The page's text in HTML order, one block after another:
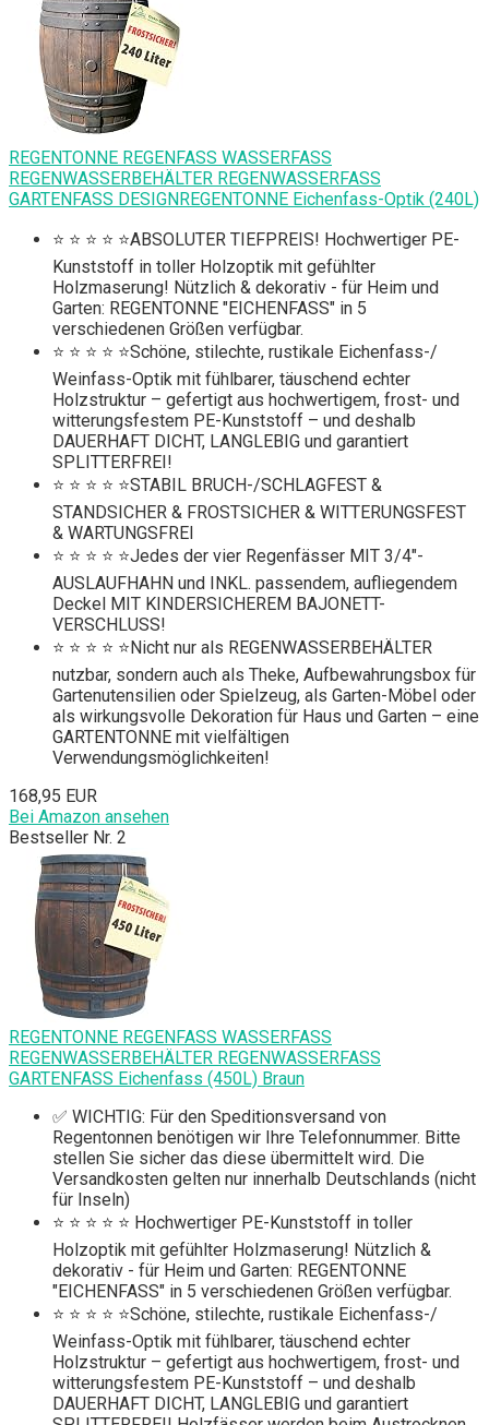
REGENTONNE REGENFASS WASSERFASS
REGENWASSERBEHÄLTER REGENWASSERFASS
GARTENFASS DESIGNREGENTONNE Eichenfass-Optik (240L)
⭐ ⭐ ⭐ ⭐ ⭐ABSOLUTER TIEFPREIS! Hochwertiger PE-
Kunststoff in toller Holzoptik mit gefühlter
Holzmaserung! Nützlich & dekorativ - für Heim und
Garten: REGENTONNE "EICHENFASS" in 5
verschiedenen Größen verfügbar.
⭐ ⭐ ⭐ ⭐ ⭐Schöne, stilechte, rustikale Eichenfass-/
Weinfass-Optik mit fühlbarer, täuschend echter
Holzstruktur – gefertigt aus hochwertigem, frost- und
witterungsfestem PE-Kunststoff – und deshalb
DAUERHAFT DICHT, LANGLEBIG und garantiert
SPLITTERFREI!
⭐ ⭐ ⭐ ⭐ ⭐STABIL BRUCH-/SCHLAGFEST &
STANDSICHER & FROSTSICHER & WITTERUNGSFEST
& WARTUNGSFREI
⭐ ⭐ ⭐ ⭐ ⭐Jedes der vier Regenfässer MIT 3/4"-
AUSLAUFHAHN und INKL. passendem, aufliegendem
Deckel MIT KINDERSICHEREM BAJONETT-
VERSCHLUSS!
⭐ ⭐ ⭐ ⭐ ⭐Nicht nur als REGENWASSERBEHÄLTER
nutzbar, sondern auch als Theke, Aufbewahrungsbox für
Gartenutensilien oder Spielzeug, als Garten-Möbel oder
als wirkungsvolle Dekoration für Haus und Garten – eine
GARTENTONNE mit vielfältigen
Verwendungsmöglichkeiten!
168,95 EUR
Bei Amazon ansehen
Bestseller Nr. 2
REGENTONNE REGENFASS WASSERFASS
REGENWASSERBEHÄLTER REGENWASSERFASS
GARTENFASS Eichenfass (450L) Braun
✅ WICHTIG: Für den Speditionsversand von
Regentonnen benötigen wir Ihre Telefonnummer. Bitte
stellen Sie sicher das diese übermittelt wird. Die
Versandkosten gelten nur innerhalb Deutschlands (nicht
für Inseln)
⭐ ⭐ ⭐ ⭐ ⭐ Hochwertiger PE-Kunststoff in toller
Holzoptik mit gefühlter Holzmaserung! Nützlich &
dekorativ - für Heim und Garten: REGENTONNE
"EICHENFASS" in 5 verschiedenen Größen verfügbar.
⭐ ⭐ ⭐ ⭐ ⭐Schöne, stilechte, rustikale Eichenfass-/
Weinfass-Optik mit fühlbarer, täuschend echter
Holzstruktur – gefertigt aus hochwertigem, frost- und
witterungsfestem PE-Kunststoff – und deshalb
DAUERHAFT DICHT, LANGLEBIG und garantiert